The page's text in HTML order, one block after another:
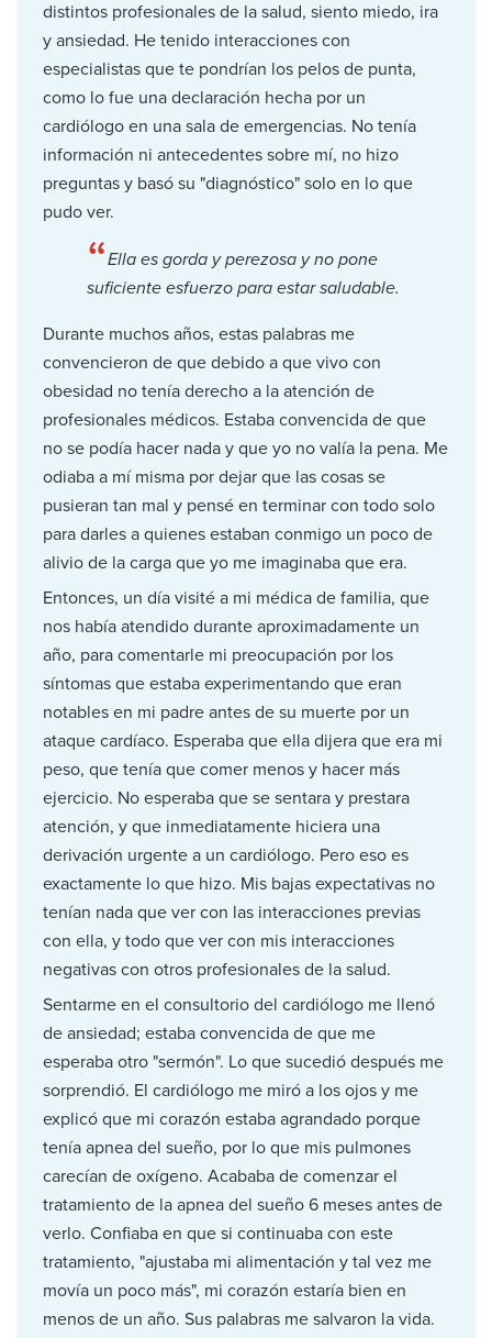
distintos profesionales de la salud, siento miedo, ira
y ansiedad. He tenido interacciones con
especialistas que te pondrían los pelos de punta,
como lo fue una declaración hecha por un
cardiólogo en una sala de emergencias. No tenía
información ni antecedentes sobre mí, no hizo
preguntas y basó su "diagnóstico" solo en lo que
pudo ver.
“Ella es gorda y perezosa y no pone
suficiente esfuerzo para estar saludable.
Durante muchos años, estas palabras me
convencieron de que debido a que vivo con
obesidad no tenía derecho a la atención de
profesionales médicos. Estaba convencida de que
no se podía hacer nada y que yo no valía la pena. Me
odiaba a mí misma por dejar que las cosas se
pusieran tan mal y pensé en terminar con todo solo
para darles a quienes estaban conmigo un poco de
alivio de la carga que yo me imaginaba que era.
Entonces, un día visité a mi médica de familia, que
nos había atendido durante aproximadamente un
año, para comentarle mi preocupación por los
síntomas que estaba experimentando que eran
notables en mi padre antes de su muerte por un
ataque cardíaco. Esperaba que ella dijera que era mi
peso, que tenía que comer menos y hacer más
ejercicio. No esperaba que se sentara y prestara
atención, y que inmediatamente hiciera una
derivación urgente a un cardiólogo. Pero eso es
exactamente lo que hizo. Mis bajas expectativas no
tenían nada que ver con las interacciones previas
con ella, y todo que ver con mis interacciones
negativas con otros profesionales de la salud.
Sentarme en el consultorio del cardiólogo me llenó
de ansiedad; estaba convencida de que me
esperaba otro "sermón". Lo que sucedió después me
sorprendió. El cardiólogo me miró a los ojos y me
explicó que mi corazón estaba agrandado porque
tenía apnea del sueño, por lo que mis pulmones
carecían de oxígeno. Acababa de comenzar el
tratamiento de la apnea del sueño 6 meses antes de
verlo. Confiaba en que si continuaba con este
tratamiento, "ajustaba mi alimentación y tal vez me
movía un poco más", mi corazón estaría bien en
menos de un año. Sus palabras me salvaron la vida.